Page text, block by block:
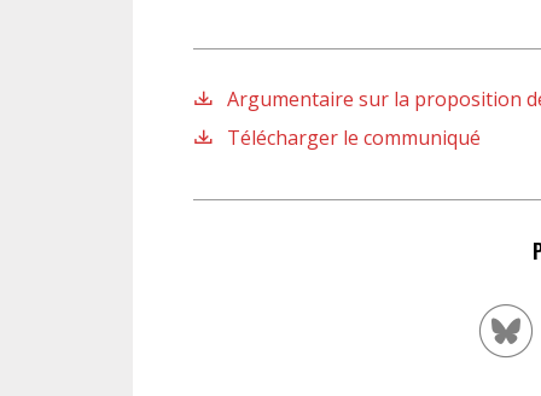
Argumentaire sur la proposition
Télécharger le communiqué